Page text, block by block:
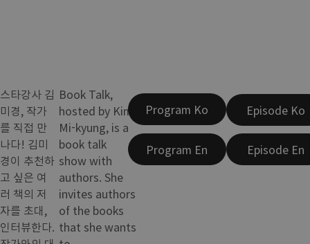
스타강사 김
미경, 작가
를 직접 만
나다! 김미
경이 추천하
고 싶은 여
러 책의 저
자를 초대,
인터뷰한다.
Book Talk,
hosted by Kim
Mi-kyung, is a
book talk
show with
authors. She
invites authors
of the books
that she wants
Program Ko
Program En
Episode Ko
Episode En